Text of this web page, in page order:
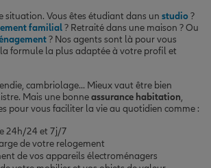
situation. Vous êtes étudiant dans un studio?
familial? Retraité dans une maison ? Ou
? Nos agents sont là pour vous
formule la plus adaptée à votre profil et
cambriolage... Mieux vaut être bien
Mais une bonneassurance habitation,
pour vous faciliter la vie au quotidien comme :
24h/24 et 7j/7
de votre relogement
de vos appareils électroménagers